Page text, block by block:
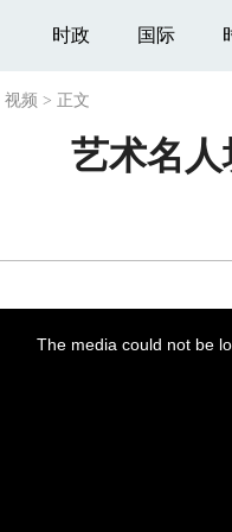
时政 国际
视频 > 正文
艺术名
The media could not be